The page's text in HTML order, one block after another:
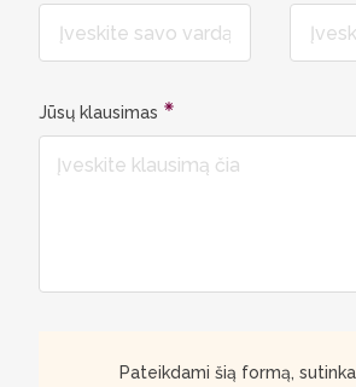
Jūsų klausimas
Pateikdami šią formą,